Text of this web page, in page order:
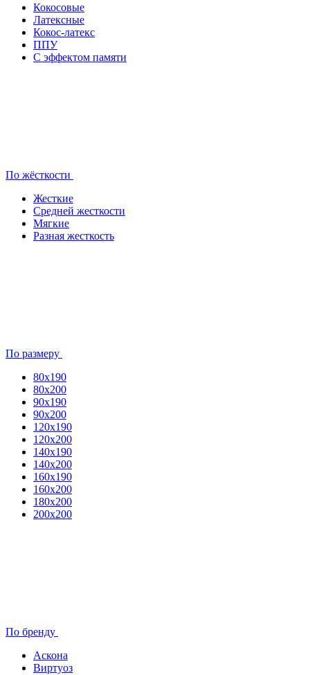
Кокосовые
Латексные
Кокос-латекс
ППУ
С эффектом памяти
По жёсткости
Жесткие
Средней жесткости
Мягкие
Разная жесткость
По размеру
80x190
80х200
90х190
90х200
120х190
120х200
140х190
140х200
160х190
160х200
180х200
200х200
По бренду
Аскона
Виртуоз